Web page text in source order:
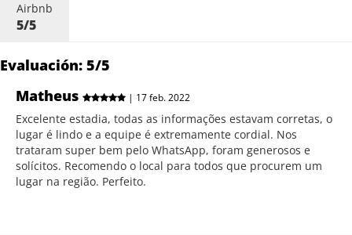
Airbnb
5/5
Evaluación: 5/5
Matheus
| 17 feb. 2022
Excelente estadia, todas as informações estavam corretas, o
lugar é lindo e a equipe é extremamente cordial. Nos
trataram super bem pelo WhatsApp, foram generosos e
solícitos. Recomendo o local para todos que procurem um
lugar na região. Perfeito.